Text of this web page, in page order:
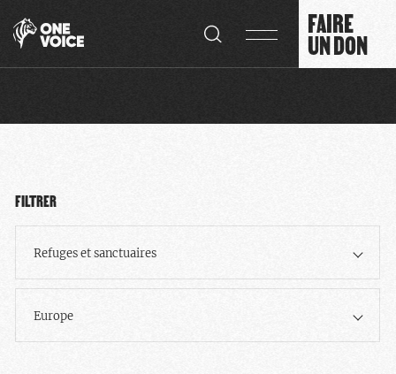
FAIRE
UN DON
FILTRER
Refuges et sanctuaires
Europe